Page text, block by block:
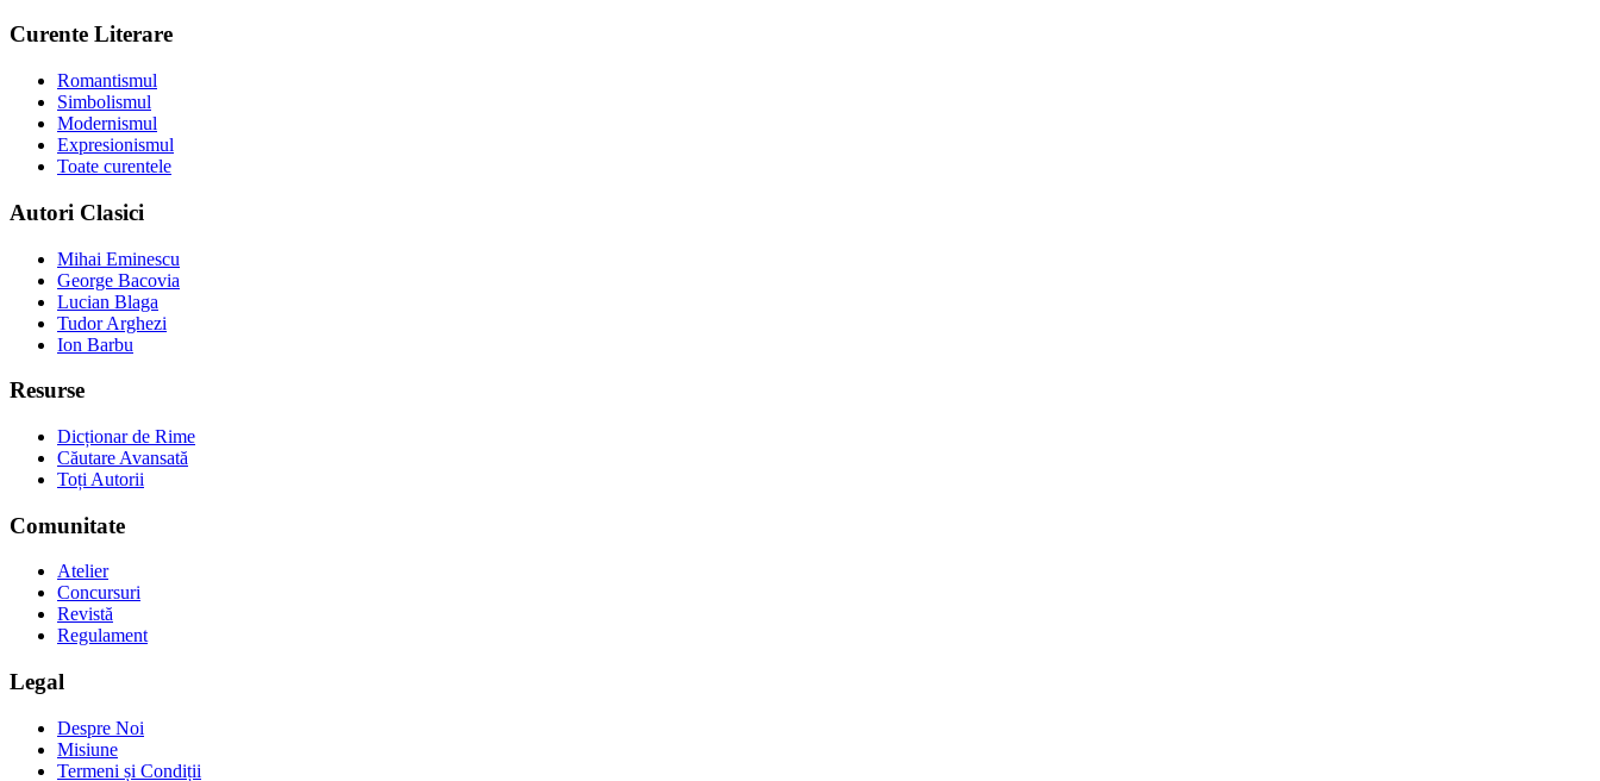
Curente Literare
Romantismul
Simbolismul
Modernismul
Expresionismul
Toate curentele
Autori Clasici
Mihai Eminescu
George Bacovia
Lucian Blaga
Tudor Arghezi
Ion Barbu
Resurse
Dicționar de Rime
Căutare Avansată
Toți Autorii
Comunitate
Atelier
Concursuri
Revistă
Regulament
Legal
Despre Noi
Misiune
Termeni și Condiții